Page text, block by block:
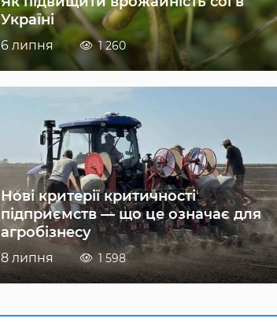
Україні
6 липня 1 260
Нові критерії критичності
підприємств — що це означає для
агробізнесу
8 липня 1 598